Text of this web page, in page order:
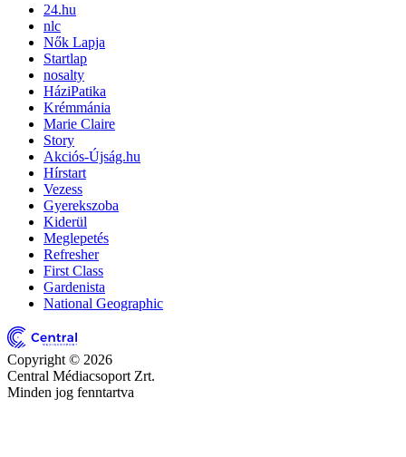
24.hu
nlc
Nők Lapja
Startlap
nosalty
HáziPatika
Krémmánia
Marie Claire
Story
Akciós-Újság.hu
Hírstart
Vezess
Gyerekszoba
Kiderül
Meglepetés
Refresher
First Class
Gardenista
National Geographic
Copyright © 2026
Central Médiacsoport Zrt.
Minden jog fenntartva